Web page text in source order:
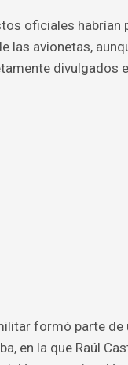
oficiales
las avionetas,
divulgados
formó parte
en la que Raúl